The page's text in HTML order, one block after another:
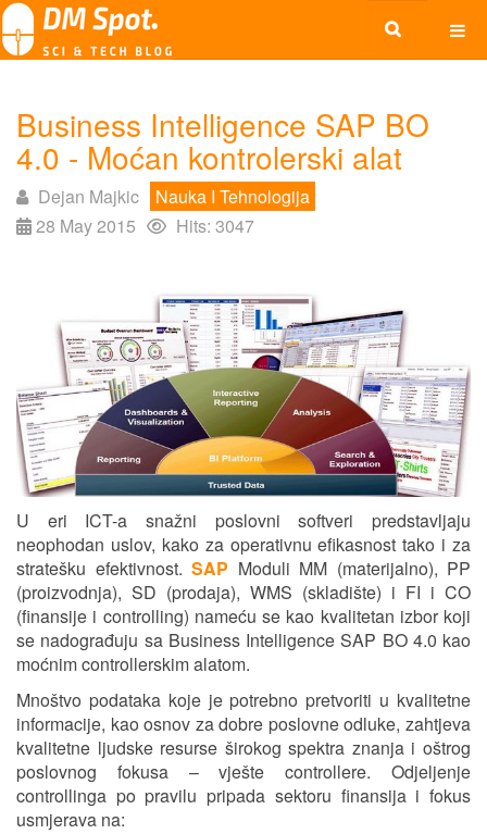
Business Intelligence SAP BO
4.0 - Moćan kontrolerski alat
Dejan Majkic
Nauka I Tehnologija
28 May 2015
Hits: 3047
U eri ICT-a snažni poslovni softveri predstavljaju
neophodan uslov, kako za operativnu efikasnost tako i za
stratešku efektivnost. SAP Moduli MM (materijalno), PP
(proizvodnja), SD (prodaja), WMS (skladište) i FI i CO
(finansije i controlling) nameću se kao kvalitetan izbor koji
se nadograđuju sa Business Intelligence SAP BO 4.0 kao
moćnim controllerskim alatom.
Mnoštvo podataka koje je potrebno pretvoriti u kvalitetne
informacije, kao osnov za dobre poslovne odluke, zahtjeva
kvalitetne ljudske resurse širokog spektra znanja i oštrog
poslovnog fokusa – vješte controllere. Odjeljenje
controllinga po pravilu pripada sektoru finansija i fokus
usmjerava na: